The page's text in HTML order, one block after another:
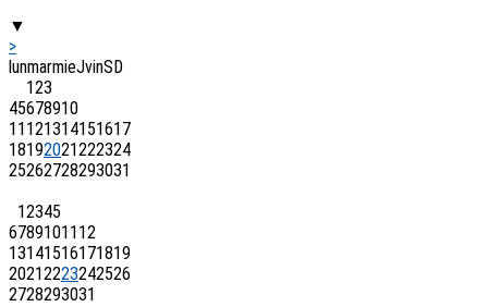
▼
>
lunmarmieJvinS D
123
45678910
11 121314151617
18192021222324
25262728293031
12345
67891011 12
13141516171819
20212223242526
2728293031